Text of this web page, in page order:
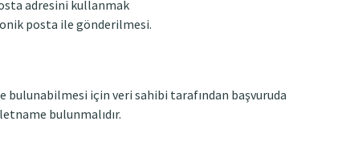
adresini kullanmak
posta ile gönderilmesi.
bulunabilmesi için veri sahibi tarafından başvuruda
bulunmalıdır.